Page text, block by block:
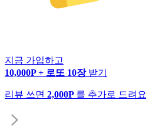
지금 가입하고
10,000P + 로또 10장 받기
리뷰 쓰면 2,000P 를 추가로 드려요